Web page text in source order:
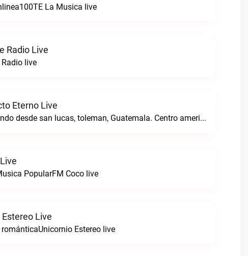
La Musica live
Radio Live
Radio live
Eterno Live
Transmitiendo desde san lucas, toleman, Guatemala. Centro america.Radio Pacto Eterno live
PopularFM Coco live
Live
Estereo live